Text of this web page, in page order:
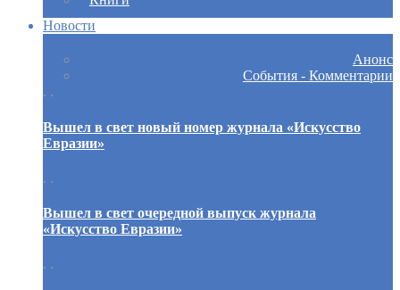
Новости
Анонс
События - Комментарии
. .
Вышел в свет новый номер журнала «Искусство
Евразии»
. .
Вышел в свет очередной выпуск журнала
«Искусство Евразии»
. .